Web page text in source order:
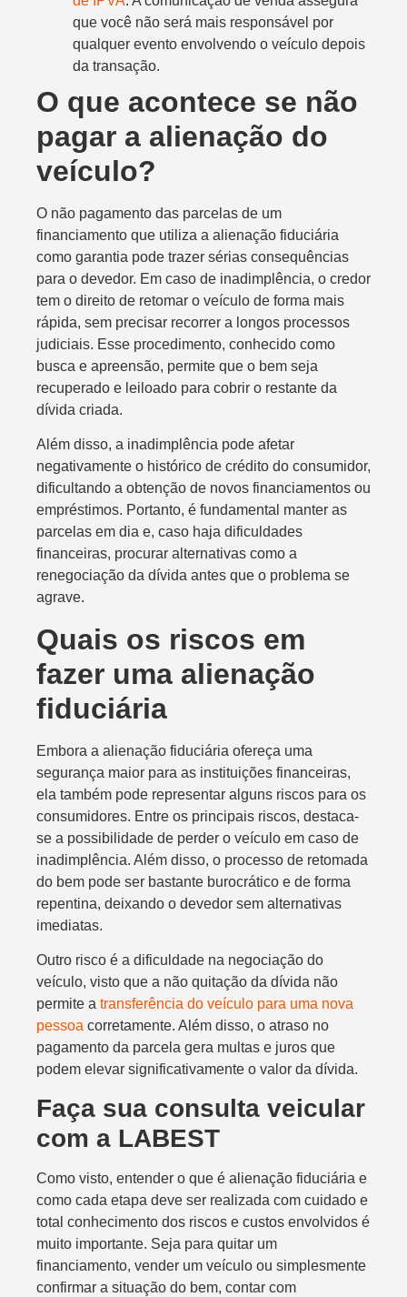
que você não será mais responsável por
qualquer evento envolvendo o veículo depois
da transação.
O que acontece se não
pagar a alienação do
veículo?
O não pagamento das parcelas de um
financiamento que utiliza a alienação fiduciária
como garantia pode trazer sérias consequências
para o devedor. Em caso de inadimplência, o credor
tem o direito de retomar o veículo de forma mais
rápida, sem precisar recorrer a longos processos
judiciais. Esse procedimento, conhecido como
busca e apreensão, permite que o bem seja
recuperado e leiloado para cobrir o restante da
dívida criada.
Além disso, a inadimplência pode afetar
negativamente o histórico de crédito do consumidor,
dificultando a obtenção de novos financiamentos ou
empréstimos. Portanto, é fundamental manter as
parcelas em dia e, caso haja dificuldades
financeiras, procurar alternativas como a
renegociação da dívida antes que o problema se
agrave.
Quais os riscos em
fazer uma alienação
fiduciária
Embora a alienação fiduciária ofereça uma
segurança maior para as instituições financeiras,
ela também pode representar alguns riscos para os
consumidores. Entre os principais riscos, destaca-
se a possibilidade de perder o veículo em caso de
inadimplência. Além disso, o processo de retomada
do bem pode ser bastante burocrático e de forma
repentina, deixando o devedor sem alternativas
imediatas.
Outro risco é a dificuldade na negociação do
veículo, visto que a não quitação da dívida não
permite a transferência do veículo para uma nova
pessoa corretamente. Além disso, o atraso no
pagamento da parcela gera multas e juros que
podem elevar significativamente o valor da dívida.
Faça sua consulta veicular
com a LABEST
Como visto, entender o que é alienação fiduciária e
como cada etapa deve ser realizada com cuidado e
total conhecimento dos riscos e custos envolvidos é
muito importante. Seja para quitar um
financiamento, vender um veículo ou simplesmente
confirmar a situação do bem, contar com